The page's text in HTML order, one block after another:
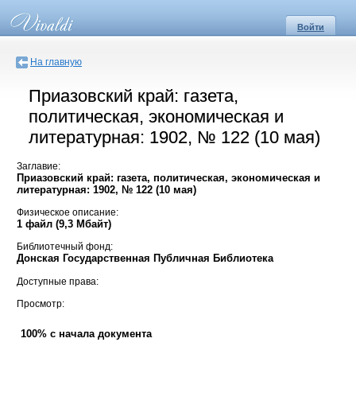
Войти
На главную
Приазовский край: газета,
политическая, экономическая и
литературная: 1902, № 122 (10 мая)
Заглавие:
Приазовский край: газета, политическая, экономическая и
литературная: 1902, № 122 (10 мая)
Физическое описание:
1 файл (9,3 Мбайт)
Библиотечный фонд:
Донская Государственная Публичная Библиотека
Доступные права:
Просмотр:
100% с начала документа